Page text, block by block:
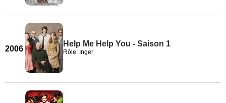
2006
Help Me Help You - Saison 1
Rôle: Inger